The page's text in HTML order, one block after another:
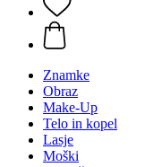
Znamke
Obraz
Make-Up
Telo in kopel
Lasje
Moški